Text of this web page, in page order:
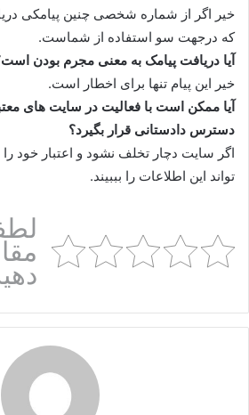
خیر اگر از شماره شخصی چنین پیامکی
که درجهت سو استفاده از شماست.
آیا دریافت پیامک به معنی مجرم بودن
خیر این پیام تنها برای اخطار است.
آیا ممکن است با فعالیت در سایت های
دسترس دادستانی قرار بگیرد؟
اگر سایت دچار تخلف نشود و اعتبار خود
تواند این اطلاعات را بببیند.